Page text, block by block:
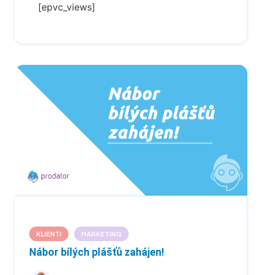
[epvc_views]
KLIENTI MARKETING
Nábor bílých plášťů zahájen!